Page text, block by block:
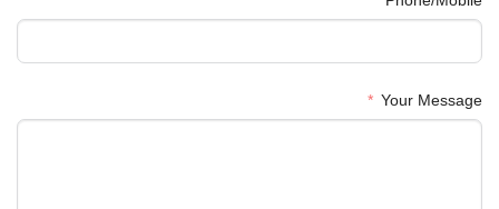
Your Message